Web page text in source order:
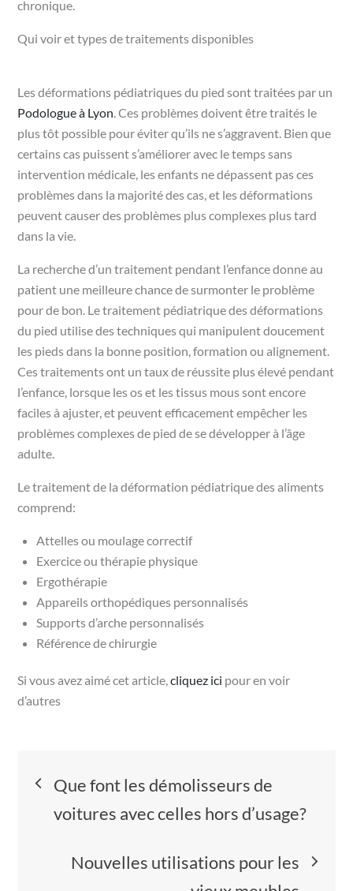
chronique.
Qui voir et types de traitements disponibles
Les déformations pédiatriques du pied sont traitées par un
Podologue à Lyon. Ces problèmes doivent être traités le
plus tôt possible pour éviter qu’ils ne s’aggravent. Bien que
certains cas puissent s’améliorer avec le temps sans
intervention médicale, les enfants ne dépassent pas ces
problèmes dans la majorité des cas, et les déformations
peuvent causer des problèmes plus complexes plus tard
dans la vie.
La recherche d’un traitement pendant l’enfance donne au
patient une meilleure chance de surmonter le problème
pour de bon. Le traitement pédiatrique des déformations
du pied utilise des techniques qui manipulent doucement
les pieds dans la bonne position, formation ou alignement.
Ces traitements ont un taux de réussite plus élevé pendant
l’enfance, lorsque les os et les tissus mous sont encore
faciles à ajuster, et peuvent efficacement empêcher les
problèmes complexes de pied de se développer à l’âge
adulte.
Le traitement de la déformation pédiatrique des aliments
comprend:
Attelles ou moulage correctif
Exercice ou thérapie physique
Ergothérapie
Appareils orthopédiques personnalisés
Supports d’arche personnalisés
Référence de chirurgie
Si vous avez aimé cet article,cliquez ici pour en voir
d’autres
Navigation
de
l’article
Que font les démolisseurs de
voitures avec celles hors d’usage?
Nouvelles utilisations pour les